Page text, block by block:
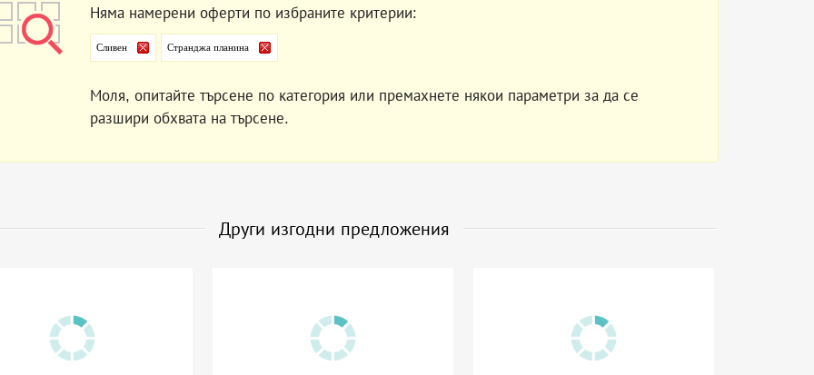
Няма намерени оферти по избраните критерии:
Сливен Странджа планина
Моля, опитайте търсене по категория или премахнете някои параметри за да се
разшири обхвата на търсене.
Други изгодни предложения